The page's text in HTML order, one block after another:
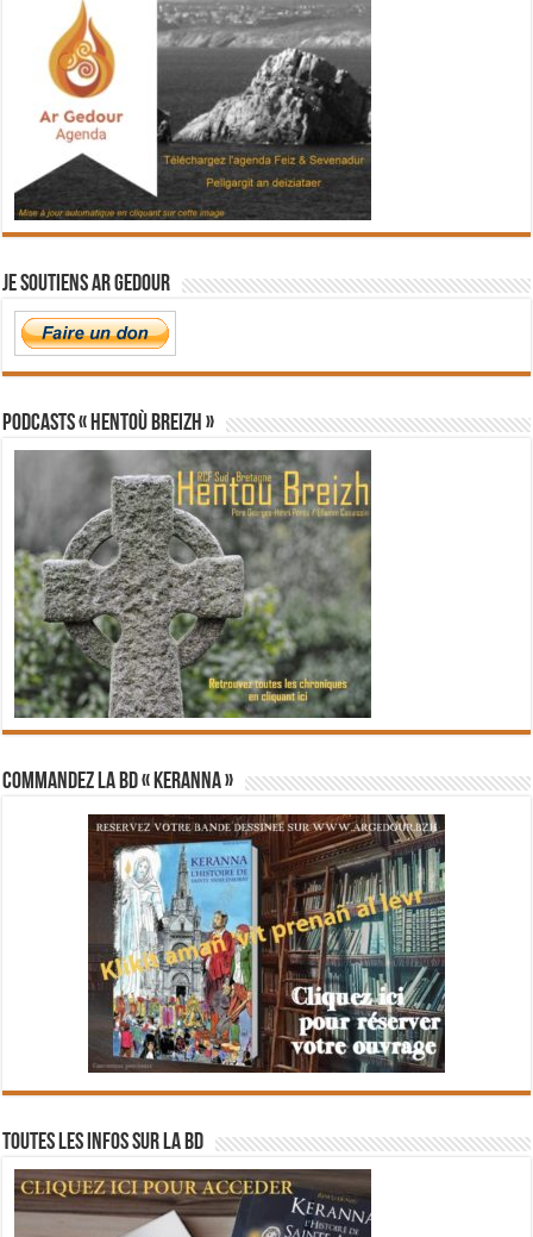
Je soutiens Ar Gedour
PODCASTS « Hentoù Breizh »
Commandez la BD « Keranna »
Toutes les infos sur la BD